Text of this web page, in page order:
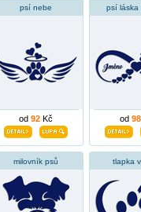
psí nebe
od 92Kč
psí láska
od 98
milovník psů tlapka